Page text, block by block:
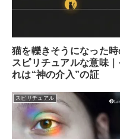
猫を轢きそうになった時
スピリチュアルな意味｜
れは“神の介入”の証
スピリチュアル